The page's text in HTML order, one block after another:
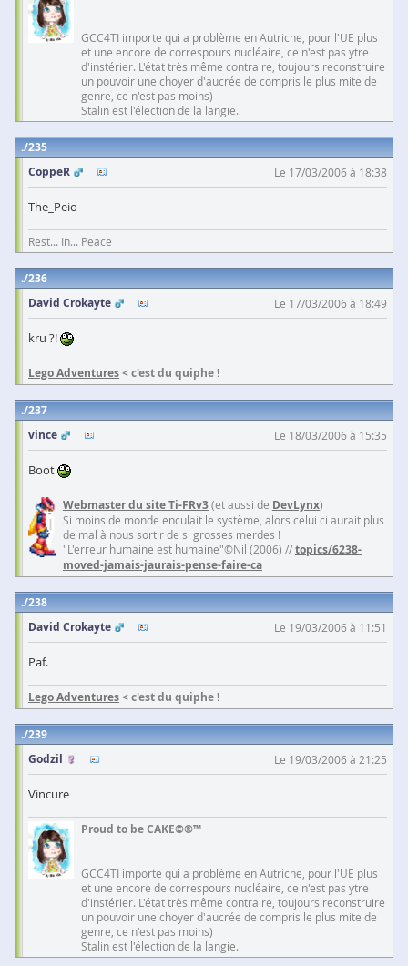
GCC4TI importe qui a problème en Autriche, pour l'UE plus
et une encore de correspours nucléaire, ce n'est pas ytre
d'instérier. L'état très même contraire, toujours reconstruire
un pouvoir une choyer d'aucrée de compris le plus mite de
genre, ce n'est pas moins)
Stalin est l'élection de la langie.
235
CoppeR
Le 17/03/2006 à 18:38
The_Peio
Rest... In... Peace
236
David Crokayte
Le 17/03/2006 à 18:49
kru ?!
Lego Adventures< c'est du quiphe !
237
vince
Le 18/03/2006 à 15:35
Boot
Webmaster du site Ti-FRv3(et aussi de DevLynx)
Si moins de monde enculait le système, alors celui ci aurait plus
de mal à nous sortir de si grosses merdes !
"L'erreur humaine est humaine"©Nil (2006) //topics/6238-
moved-jamais-jaurais-pense-faire-ca
238
David Crokayte
Le 19/03/2006 à 11:51
Paf.
Lego Adventures< c'est du quiphe !
239
Godzil
Le 19/03/2006 à 21:25
Vincure
Proud to be CAKE©®™
GCC4TI importe qui a problème en Autriche, pour l'UE plus
et une encore de correspours nucléaire, ce n'est pas ytre
d'instérier. L'état très même contraire, toujours reconstruire
un pouvoir une choyer d'aucrée de compris le plus mite de
genre, ce n'est pas moins)
Stalin est l'élection de la langie.